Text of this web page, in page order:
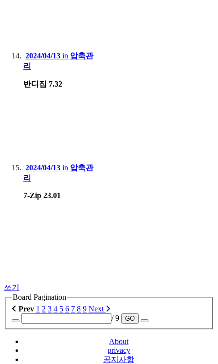
2024/04/13 in 압축관
리
반디집 7.32
2024/04/13 in 압축관
리
7-Zip 23.01
쓰기
Board Pagination
Prev 1 2 3 4 5 6 7 8 9 Next
/ 9
GO
About
privacy
공지사항